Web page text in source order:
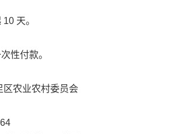
10 天。
性付款。
区农业农村委员会